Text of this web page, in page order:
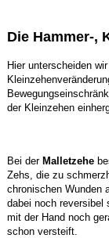
Die Hammer-,
Hier unterscheiden
der Kleinzehen
Bei der Malletzehe
Zehs, die zu
chronischen Wunden
dabei noch reversibel
mit der Hand noch
schon versteift.